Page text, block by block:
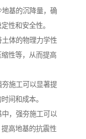
基的沉降量，确
性和安全性。
体的物理力学性
性等，从而提高
施工可以显著提
间和成本。
，强夯施工可以
高地基的抗震性